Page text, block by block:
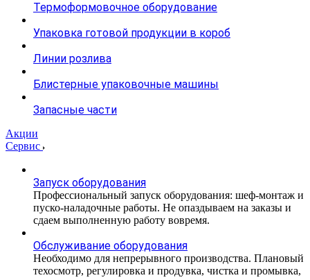
Термоформовочное оборудование
Упаковка готовой продукции в короб
Линии розлива
Блистерные упаковочные машины
Запасные части
Акции
Сервис
Запуск оборудования
Профессиональный запуск оборудования: шеф-монтаж и
пуско-наладочные работы. Не опаздываем на заказы и
сдаем выполненную работу вовремя.
Обслуживание оборудования
Необходимо для непрерывного производства. Плановый
техосмотр, регулировка и продувка, чистка и промывка,